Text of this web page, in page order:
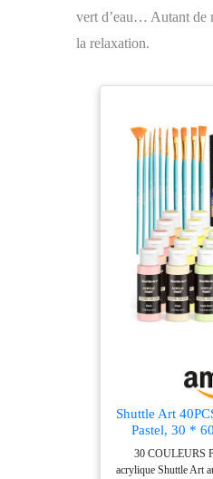
vert d’eau… Autant de
la relaxation.
Shuttle Art
Pastel, 30 *
30 COULEURS
acrylique Shuttle Art